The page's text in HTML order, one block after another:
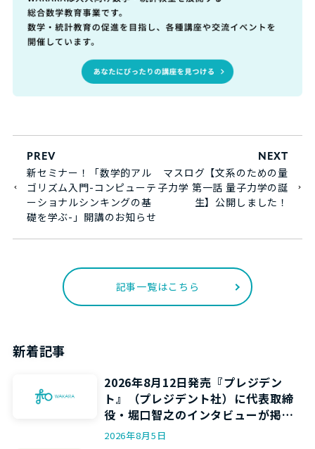
PREV
新セミナー！「数学的アル
ゴリズム入門-コンピューテ
ーショナルシンキングの基
礎を学ぶ-」開講のお知らせ
NEXT
マスログ【文系のための量
子力学 第一話 量子力学の誕
生】公開しました！
記事一覧はこちら
新着記事
2026年8月12日発売『プレジデン
ト』（プレジデント社）に代表取締
役・堀口智之のインタビューが掲載
されます
2026年8月5日